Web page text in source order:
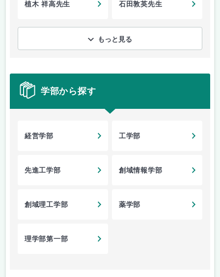
植木 祥高先生 石田敦英先生
もっと見る
学部から探す
経営学部 工学部
先進工学部 創域情報学部
創域理工学部 薬学部
理学部第一部